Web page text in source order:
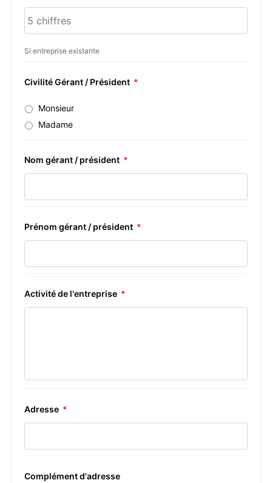
Si entreprise existante
Civilité Gérant / Président *
Monsieur
Madame
Nom gérant / président *
Prénom gérant / président *
Activité de l'entreprise *
Adresse *
Complément d'adresse